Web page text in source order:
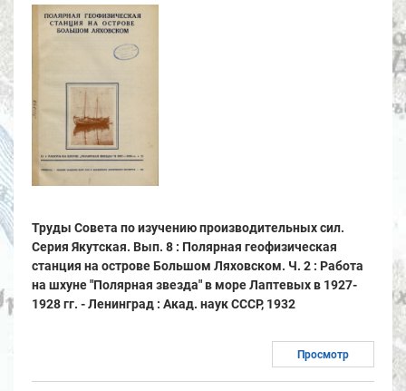
Труды Совета по изучению производительных сил.
Серия Якутская. Вып. 8 : Полярная геофизическая
станция на острове Большом Ляховском. Ч. 2 : Работа
на шхуне "Полярная звезда" в море Лаптевых в 1927-
1928 гг. - Ленинград : Акад. наук СССР, 1932
Просмотр